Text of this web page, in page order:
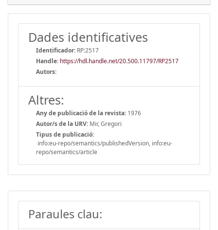
Dades identificatives
Identificador: RP:2517
Handle: https://hdl.handle.net/20.500.11797/RP2517
Autors:
Altres:
Any de publicació de la revista: 1976
Autor/s de la URV: Mir, Gregori
Tipus de publicació:
info:eu-repo/semantics/publishedVersion, info:eu-
repo/semantics/article
Paraules clau: